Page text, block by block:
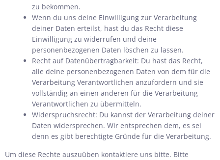
zu bekommen.
Wenn du uns deine Einwilligung zur Verarbeitung
deiner Daten erteilst, hast du das Recht diese
Einwilligung zu widerrufen und deine
personenbezogenen Daten löschen zu lassen.
Recht auf Datenübertragbarkeit: Du hast das Recht,
alle deine personenbezogenen Daten von dem für die
Verarbeitung Verantwortlichen anzufordern und sie
vollständig an einen anderen für die Verarbeitung
Verantwortlichen zu übermitteln.
Widerspruchsrecht: Du kannst der Verarbeitung deiner
Daten widersprechen. Wir entsprechen dem, es sei
denn es gibt berechtigte Gründe für die Verarbeitung.
Um diese Rechte auszuüben kontaktiere uns bitte. Bitte